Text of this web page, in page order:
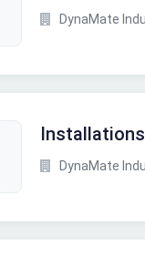
DynaMate
DynaMate